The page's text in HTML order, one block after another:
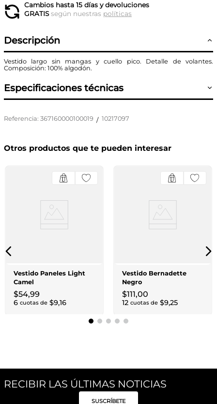
Cambios hasta 15 días y devoluciones
GRATISsegún nuestras políticas
Descripción
Vestido largo sin mangas y cuello pico. Detalle de volantes.
Composición: 100% algodón.
Especificaciones técnicas
Referencia: 367160000100019 / 10217097
Otros productos que te pueden interesar
Vestido Paneles Light
Camel
$54,99
6 cuotas de $9,16
Vestido Bernadette
Negro
$111,00
12 cuotas de $9,25
RECIBIR LAS ÚLTIMAS NOTICIAS
SUSCRÍBETE